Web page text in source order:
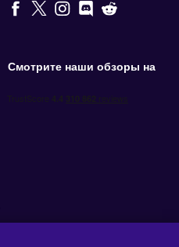
Смотрите наши обзоры на